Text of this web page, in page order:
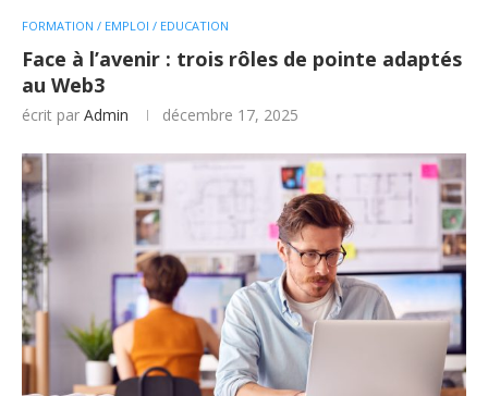
FORMATION / EMPLOI / EDUCATION
Face à l’avenir : trois rôles de pointe adaptés
au Web3
écrit par Admin décembre 17, 2025